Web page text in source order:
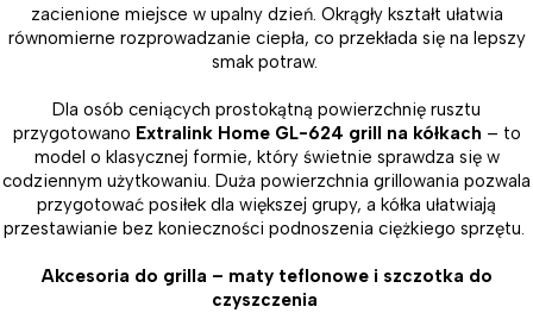
zacienione miejsce w upalny dzień. Okrągły kształt ułatwia
równomierne rozprowadzanie ciepła, co przekłada się na lepszy
smak potraw.
Dla osób ceniących prostokątną powierzchnię rusztu
przygotowano Extralink Home GL-624 grill na kółkach – to
model o klasycznej formie, który świetnie sprawdza się w
codziennym użytkowaniu. Duża powierzchnia grillowania pozwala
przygotować posiłek dla większej grupy, a kółka ułatwiają
przestawianie bez konieczności podnoszenia ciężkiego sprzętu.
Akcesoria do grilla – maty teflonowe i szczotka do
czyszczenia